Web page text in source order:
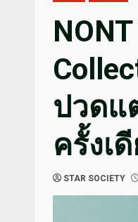
ปวดแ
ครั้งเ
STAR SOCIETY